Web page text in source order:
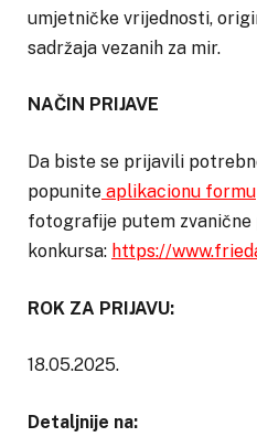
umjetničke vrijednosti,
sadržaja vezanih za mir.
NAČIN PRIJAVE
Da biste se prijavili
popunite aplikacionu formu
fotografije putem
konkursa: https://
ROK ZA PRIJAVU:
18.05.2025.
Detaljnije na: